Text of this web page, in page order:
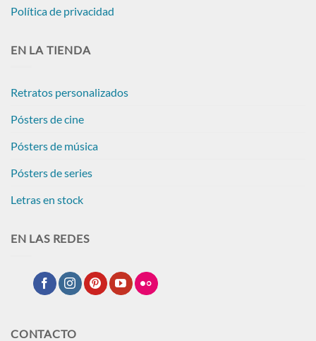
Política de privacidad
EN LA TIENDA
Retratos personalizados
Pósters de cine
Pósters de música
Pósters de series
Letras en stock
EN LAS REDES
CONTACTO